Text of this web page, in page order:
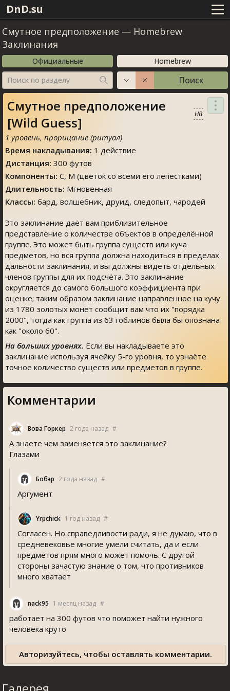
DnD.su
Смутное предположение — Homebrew
Заклинания
Официальные
Homebrew
Поиск по разделу
Поиск
Смутное предположение
[Wild Guess]
HB
1 уровень, прорицание (ритуал)
Время накладывания: 1 действие
Дистанция: 300 футов
Компоненты: С, М (цветок со всеми его лепестками)
Длительность: Мгновенная
Классы: бард, волшебник, друид, следопыт, чародей
Это заклинание даёт вам приблизительное
представление о количестве объектов в определённой
группе. Это может быть группа существ или куча
предметов, но вся группа должна находиться в пределах
дальности заклинания, и вы должны видеть отдельных
членов группы для их подсчёта. Это заклинание
округляется до самого большого коэффициента при
оценке; таким образом заклинание направленное на кучу
из 1780 золотых монет сообщит вам что их "порядка
2000", тогда как группа из 63 гоблинов была бы опознана
как "около 60".
На больших уровнях. Если вы накладываете это
заклинание используя ячейку 5-го уровня, то узнаёте
точное количество существ или предметов в группе.
Комментарии
Вова Горкер 2 года назад #
А знаете чем заменяется это заклинание?
Глазами
Бобэр 2 года назад #
Аргумент
Yrpchick 1 год назад #
Согласен. Но справедливости ради, я не думаю, что в
средневековье многие умели считать, да и если
предметов прям много может помочь. С другой
стороны зачастую знание о том, что противников
много хватает
nack95 1 месяц назад #
работает на 300 футов что поможет найти нужного
человека круто
Авторизуйтесь, чтобы оставлять комментарии.